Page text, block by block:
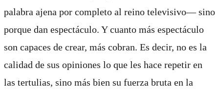
palabra ajena por completo al reino televisivo― sino
porque dan espectáculo. Y cuanto más espectáculo
son capaces de crear, más cobran. Es decir, no es la
calidad de sus opiniones lo que les hace repetir en
las tertulias, sino más bien su fuerza bruta en la